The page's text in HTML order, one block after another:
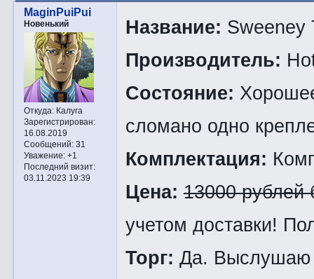
MaginPuiPui
Новенький
Откуда:Калуга
Зарегистрирован:
16.08.2019
Сообщений:31
Уважение: +1
Последний визит:
03.11.2023 19:39
Название: Sweeney
Производитель:
Состояние:
сломано одно
Комплектация:
Цена: 13000 рублей
учетом доставки!
Торг: Да. Выслушаю